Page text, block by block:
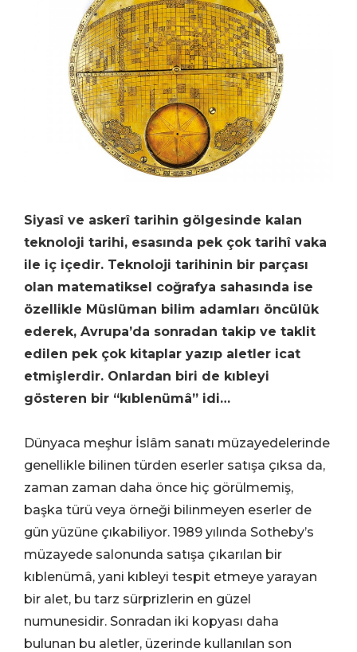
Siyasî ve askerî tarihin gölgesinde kalan
teknoloji tarihi, esasında pek çok tarihî vaka
ile iç içedir. Teknoloji tarihinin bir parçası
olan matematiksel coğrafya sahasında ise
özellikle Müslüman bilim adamları öncülük
ederek, Avrupa’da sonradan takip ve taklit
edilen pek çok kitaplar yazıp aletler icat
etmişlerdir. Onlardan biri de kıbleyi
gösteren bir “kıblenümâ” idi…
Dünyaca meşhur İslâm sanatı müzayedelerinde
genellikle bilinen türden eserler satışa çıksa da,
zaman zaman daha önce hiç görülmemiş,
başka türü veya örneği bilinmeyen eserler de
gün yüzüne çıkabiliyor. 1989 yılında Sotheby’s
müzayede salonunda satışa çıkarılan bir
kıblenümâ, yani kıbleyi tespit etmeye yarayan
bir alet, bu tarz sürprizlerin en güzel
numunesidir. Sonradan iki kopyası daha
bulunan bu aletler, üzerinde kullanılan son